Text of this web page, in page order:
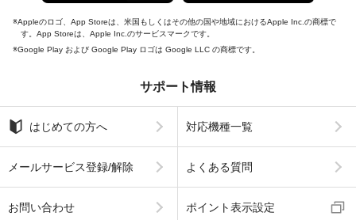
Appleのロゴ、App Storeは、米国もしくはその他の国や地域におけるApple Inc.の商標で
す。App Storeは、Apple Inc.のサービスマークです。
Google Play および Google Play ロゴは Google LLC の商標です。
サポート情報
はじめての方へ 対応機種一覧
メールサービス登録/解除 よくある質問
お問い合わせ ポイント表示設定